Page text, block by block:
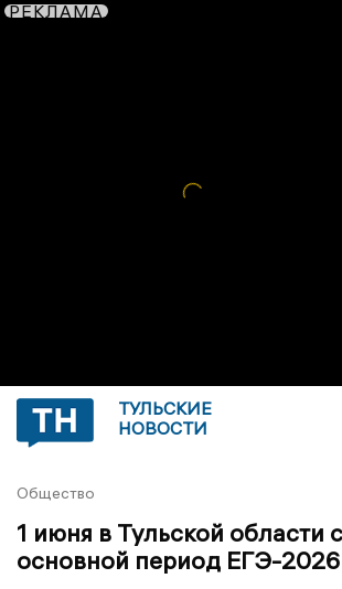
РЕКЛАМА
ТУЛЬСКИЕ
НОВОСТИ
Общество
1 июня в Тульской области
основной период ЕГЭ-2026